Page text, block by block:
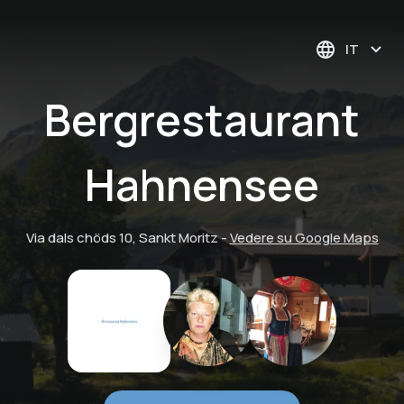
IT
Bergrestaurant
Hahnensee
Via dals chöds 10, Sankt Moritz-Vedere su Google Maps